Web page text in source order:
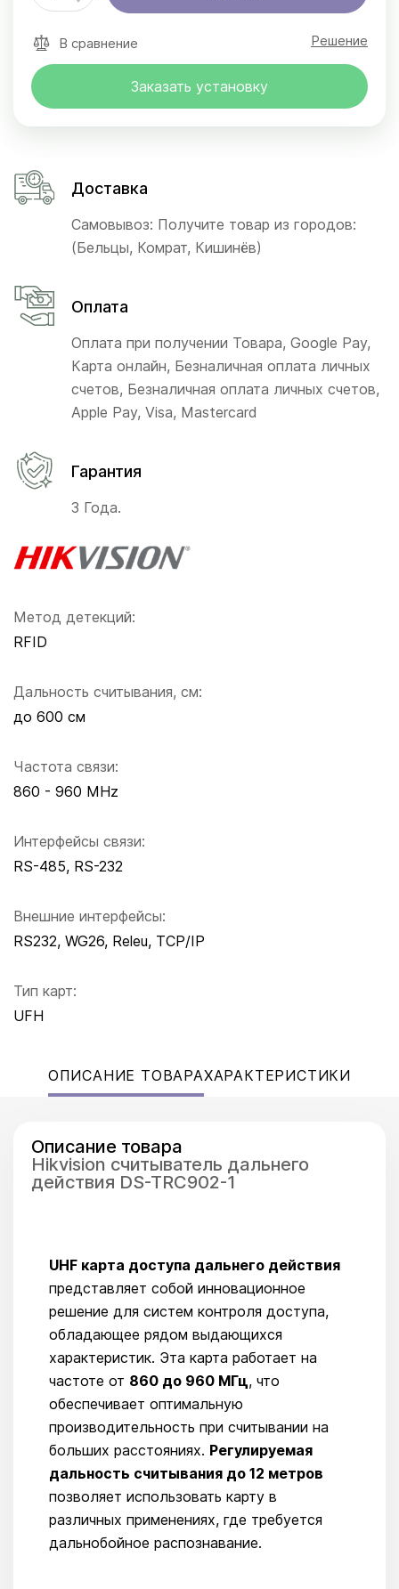
Метод детекций:
RFID
Дальность считывания, см:
до 600 см
Частота связи:
860 - 960 MHz
Интерфейсы связи:
RS-485, RS-232
Внешние интерфейсы:
RS232, WG26, Releu, TCP/IP
Тип карт:
UFH
В сравнение Решение
Заказать установку
Доставка
Самовывоз: Получите товар из городов:
(Бельцы, Комрат, Кишинёв)
Оплата
Оплата при получении Товара, Google Pay,
Карта онлайн, Безналичная оплата личных
счетов, Безналичная оплата личных счетов,
Apple Pay, Visa, Mastercard
Гарантия
3 Года.
ОПИСАНИЕ ТОВАРАХАРАКТЕРИСТИКИ
Описание товара
Hikvision cчитыватель дальнего
действия DS-TRC902-1
UHF карта доступа дальнего действия
представляет собой инновационное
решение для систем контроля доступа,
обладающее рядом выдающихся
характеристик. Эта карта работает на
частоте от 860 до 960 МГц, что
обеспечивает оптимальную
производительность при считывании на
больших расстояниях. Регулируемая
дальность считывания до 12 метров
позволяет использовать карту в
различных применениях, где требуется
дальнобойное распознавание.